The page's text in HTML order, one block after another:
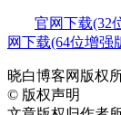
官网下载(32
网下载(64位增强
晓白博客网版权
© 版权声明